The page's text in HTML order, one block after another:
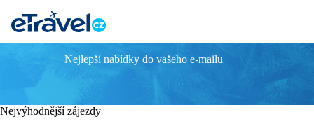
Slavnosti vína na Madeiře
Nejlepší nabídky do vašeho e-mailu
Nejvýhodnější zájezdy